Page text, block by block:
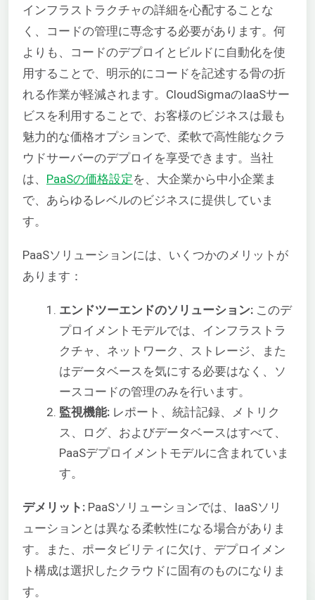
インフラストラクチャの詳細を心配することな
く、コードの管理に専念する必要があります。何
よりも、コードのデプロイとビルドに自動化を使
用することで、明示的にコードを記述する骨の折
れる作業が軽減されます。CloudSigmaのIaaSサー
ビスを利用することで、お客様のビジネスは最も
魅力的な価格オプションで、柔軟で高性能なクラ
ウドサーバーのデプロイを享受できます。当社
は、 PaaSの価格設定 を、大企業から中小企業ま
で、あらゆるレベルのビジネスに提供していま
す。
PaaSソリューションには、いくつかのメリットが
あります：
エンドツーエンドのソリューション: このデ
プロイメントモデルでは、インフラストラ
クチャ、ネットワーク、ストレージ、また
はデータベースを気にする必要はなく、ソ
ースコードの管理のみを行います。
監視機能: レポート、統計記録、メトリク
ス、ログ、およびデータベースはすべて、
PaaSデプロイメントモデルに含まれていま
す。
デメリット: PaaSソリューションでは、IaaSソリ
ューションとは異なる柔軟性になる場合がありま
す。また、ポータビリティに欠け、デプロイメン
ト構成は選択したクラウドに固有のものになりま
す。